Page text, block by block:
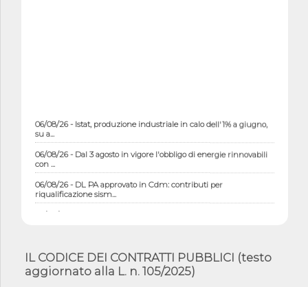
06/08/26 - Istat, produzione industriale in calo dell'1% a giugno,
su a...
06/08/26 - Dal 3 agosto in vigore l'obbligo di energie rinnovabili
con ...
06/08/26 - DL PA approvato in Cdm: contributi per
riqualificazione sism...
06/08/26 - CdM: approvato il d.lgs. di adeguamento all’AI Act in
norme UE in m...
05/08/26 - DL Infrastrutture e PNRR è legge: approvata oggi la
IL CODICE DEI CONTRATTI PUBBLICI (testo
aggiornato alla L. n. 105/2025)